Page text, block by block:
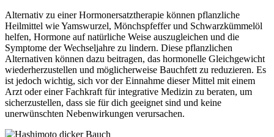
Alternativ zu einer Hormonersatztherapie können pflanzliche
Heilmittel wie Yamswurzel, Mönchspfeffer und Schwarzkümmelöl
helfen, Hormone auf natürliche Weise auszugleichen und die
Symptome der Wechseljahre zu lindern. Diese pflanzlichen
Alternativen können dazu beitragen, das hormonelle Gleichgewicht
wiederherzustellen und möglicherweise Bauchfett zu reduzieren. Es
ist jedoch wichtig, sich vor der Einnahme dieser Mittel mit einem
Arzt oder einer Fachkraft für integrative Medizin zu beraten, um
sicherzustellen, dass sie für dich geeignet sind und keine
unerwünschten Nebenwirkungen verursachen.